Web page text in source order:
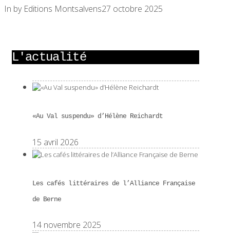
In by Editions Montsalvens27 octobre 2025
L'actualité
«Au Val suspendu» d’Hélène Reichardt
15 avril 2026
Les cafés littéraires de l’Alliance Française
de Berne
14 novembre 2025